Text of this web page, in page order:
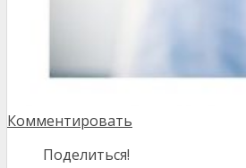
Комментировать
Поделиться!